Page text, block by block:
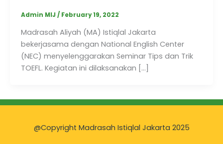
Admin MIJ / February 19, 2022
Madrasah Aliyah (MA) Istiqlal Jakarta
bekerjasama dengan National English Center
(NEC) menyelenggarakan Seminar Tips dan Trik
TOEFL. Kegiatan ini dilaksanakan […]
@Copyright Madrasah Istiqlal Jakarta 2025